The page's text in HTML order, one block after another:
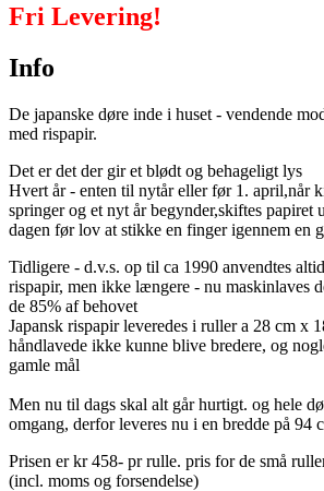
Fri Levering!
Info
De japanske døre inde i huset - vendende
med rispapir.
Det er det der gir et blødt og behageligt lys
Hvert år - enten til nytår eller før 1. april,når
springer og et nyt år begynder,skiftes papiret
dagen før lov at stikke en finger igennem en
Tidligere - d.v.s. op til ca 1990 anvendtes
rispapir, men ikke længere - nu maskinlaves
de 85% af behovet
Japansk rispapir leveredes i ruller a 28 cm x
håndlavede ikke kunne blive bredere, og
gamle mål
Men nu til dags skal alt går hurtigt. og hele
omgang, derfor leveres nu i en bredde på 94
Prisen er kr 458- pr rulle. pris for de små
(incl. moms og forsendelse)